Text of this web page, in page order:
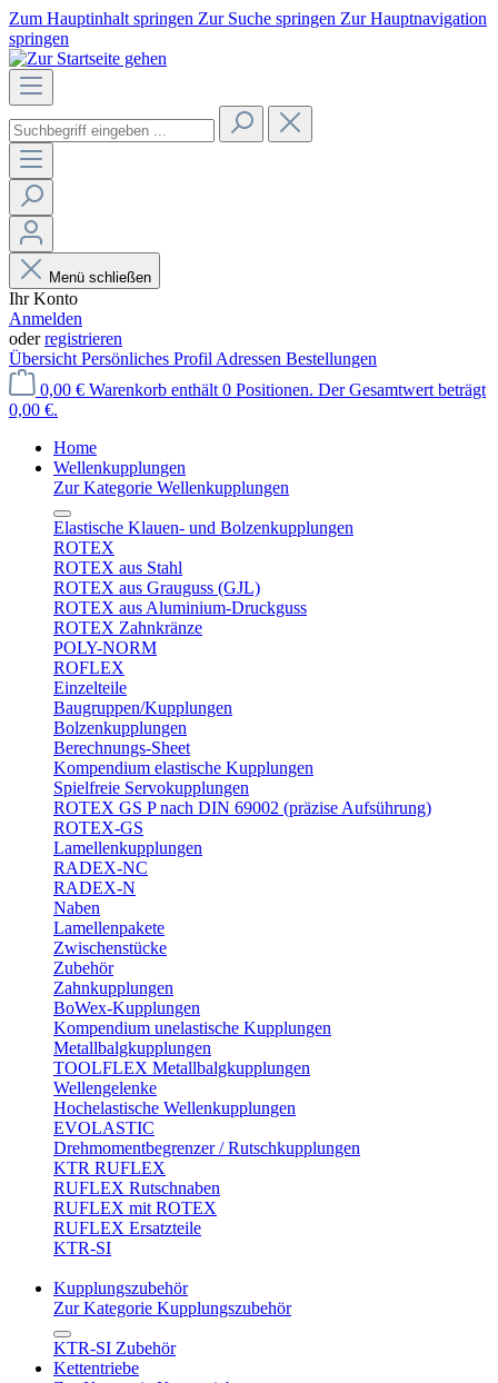
Zum Hauptinhalt springen Zur Suche springen Zur Hauptnavigation
springen
Menü schließen
Ihr Konto
Anmelden
oderregistrieren
Übersicht Persönliches Profil Adressen Bestellungen
0,00 € Warenkorb enthält 0 Positionen. Der Gesamtwert beträgt
0,00 €.
Home
Wellenkupplungen
Zur Kategorie Wellenkupplungen
Elastische Klauen- und Bolzenkupplungen
ROTEX
ROTEX aus Stahl
ROTEX aus Grauguss (GJL)
ROTEX aus Aluminium-Druckguss
ROTEX Zahnkränze
POLY-NORM
ROFLEX
Einzelteile
Baugruppen/Kupplungen
Bolzenkupplungen
Berechnungs-Sheet
Kompendium elastische Kupplungen
Spielfreie Servokupplungen
ROTEX GS P nach DIN 69002 (präzise Aufsührung)
ROTEX-GS
Lamellenkupplungen
RADEX-NC
RADEX-N
Naben
Lamellenpakete
Zwischenstücke
Zubehör
Zahnkupplungen
BoWex-Kupplungen
Kompendium unelastische Kupplungen
Metallbalgkupplungen
TOOLFLEX Metallbalgkupplungen
Wellengelenke
Hochelastische Wellenkupplungen
EVOLASTIC
Drehmomentbegrenzer / Rutschkupplungen
KTR RUFLEX
RUFLEX Rutschnaben
RUFLEX mit ROTEX
RUFLEX Ersatzteile
KTR-SI
Kupplungszubehör
Zur Kategorie Kupplungszubehör
KTR-SI Zubehör
Kettentriebe